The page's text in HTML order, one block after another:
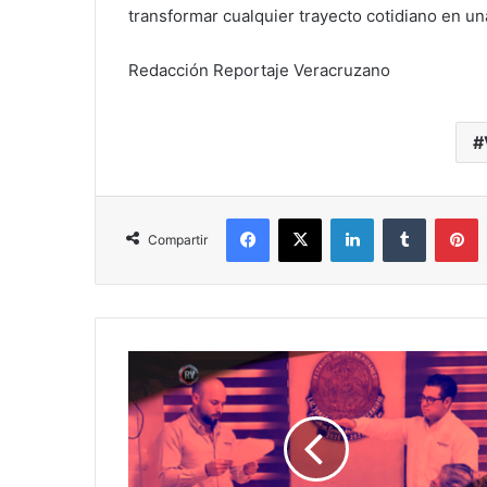
transformar cualquier trayecto cotidiano en
Redacción Reportaje Veracruzano
Compartir
Facebook
X LinkedInTumblr
Coatzintla:
compadrazgos
derrotas
jurídicas,